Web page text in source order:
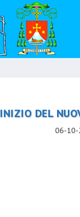
INIZIO DEL
06-10-